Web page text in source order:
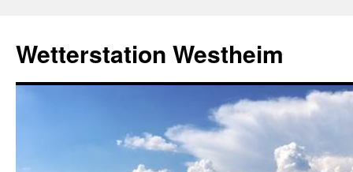
springen
Wetterstation Westheim